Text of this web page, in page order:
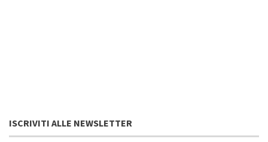
ISCRIVITI ALLE NEWSLETTER